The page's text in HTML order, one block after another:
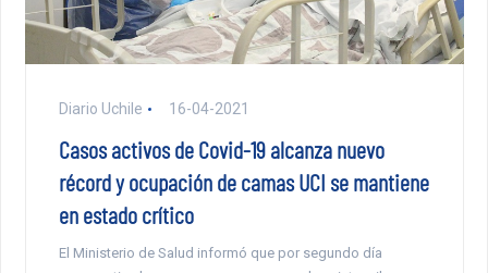
Diario Uchile 16-04-2021
Casos activos de Covid-19 alcanza nuevo
récord y ocupación de camas UCI se mantiene
en estado crítico
El Ministerio de Salud informó que por segundo día